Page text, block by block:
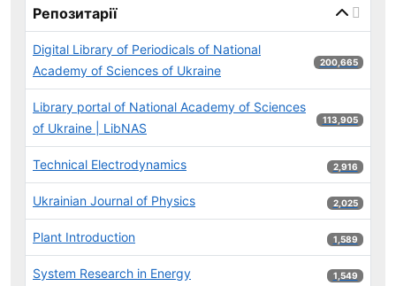
Репозитарії
Digital Library of Periodicals of National
Academy of Sciences of Ukraine
200,665
200,665
Library portal of National Academy of Sciences
of Ukraine | LibNAS
113,905
113,905
Technical Electrodynamics 2,916
2,916
Ukrainian Journal of Physics 2,025
2,025
Plant Introduction 1,589
1,589
System Research in Energy 1,549
1,549